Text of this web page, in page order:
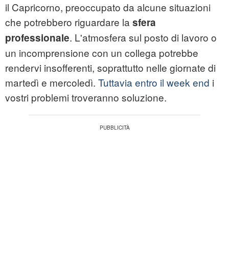
il Capricorno, preoccupato da alcune situazioni
che potrebbero riguardare la sfera
professionale. L'atmosfera sul posto di lavoro o
un incomprensione con un collega potrebbe
rendervi insofferenti, soprattutto nelle giornate di
martedì e mercoledì. Tuttavia entro il week end i
vostri problemi troveranno soluzione.